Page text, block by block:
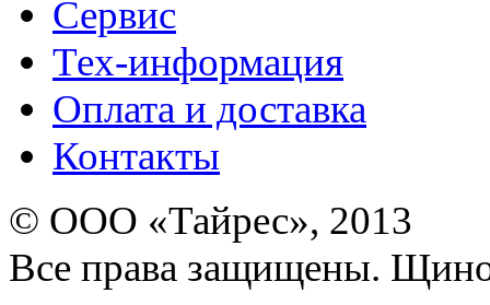
Сервис
Тех-информация
Оплата и доставка
Контакты
© ООО «Тайрес», 2013
Все права защищены.